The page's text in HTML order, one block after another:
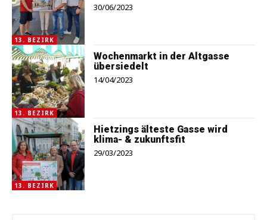
13. BEZIRK
30/06/2023
13. BEZIRK
Wochenmarkt in der Altgasse
übersiedelt
14/04/2023
13. BEZIRK
Hietzings älteste Gasse wird
klima- & zukunftsfit
29/03/2023